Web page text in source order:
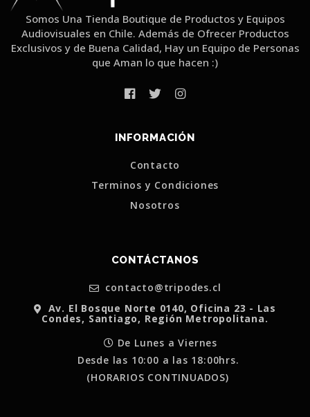
Somos Una Tienda Boutique de Productos y Equipos
Audiovisuales en Chile. Además de Ofrecer Productos
Exclusivos y de Buena Calidad, Hay un Equipo de Personas
que Aman lo que hacen :)
INFORMACIÓN
Contacto
Terminos y Condiciones
Nosotros
CONTÁCTANOS
contacto@tripodes.cl
Av. El Bosque Norte 0140, Oficina 23 - Las
Condes, Santiago, Región Metropolitana.
De Lunes a Viernes
Desde las 10:00 a las 18:00hrs.
(HORARIOS CONTINUADOS)